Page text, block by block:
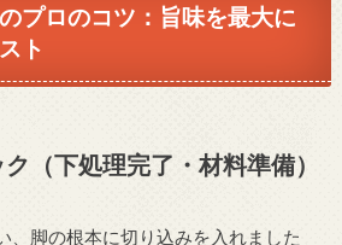
プロのコツ：旨味を最大に
ト
（下処理完了・材料準備）
、脚の根本に切り込みを入れました